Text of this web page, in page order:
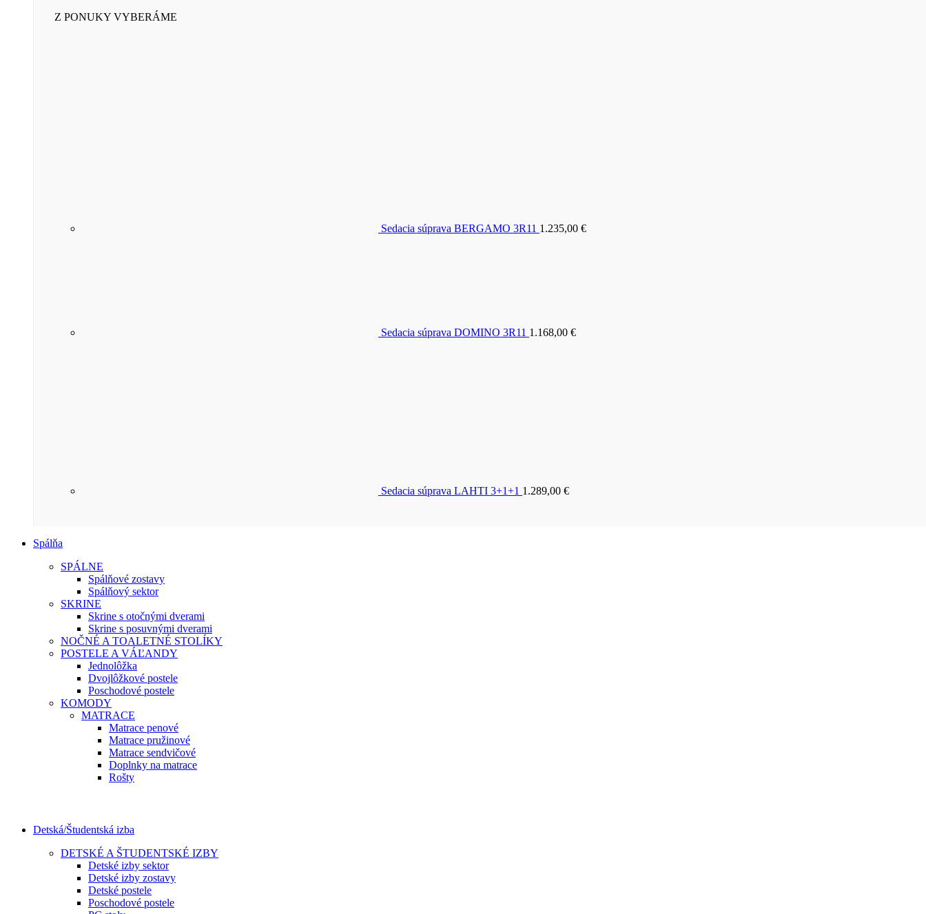
Z PONUKY VYBERÁME
Sedacia súprava BERGAMO 3R11 1.235,00 €
Sedacia súprava DOMINO 3R11 1.168,00 €
Sedacia súprava LAHTI 3+1+1 1.289,00 €
Spálňa
SPÁLNE
Spálňové zostavy
Spálňový sektor
SKRINE
Skrine s otočnými dverami
Skrine s posuvnými dverami
NOČNÉ A TOALETNÉ STOLÍKY
POSTELE A VÁĽANDY
Jednolôžka
Dvojlôžkové postele
Poschodové postele
KOMODY
MATRACE
Matrace penové
Matrace pružinové
Matrace sendvičové
Doplnky na matrace
Rošty
Detská/Študentská izba
DETSKÉ A ŠTUDENTSKÉ IZBY
Detské izby sektor
Detské izby zostavy
Detské postele
Poschodové postele